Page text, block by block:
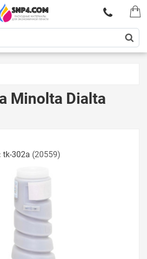
Minolta Dialta
tk-302a (20559)